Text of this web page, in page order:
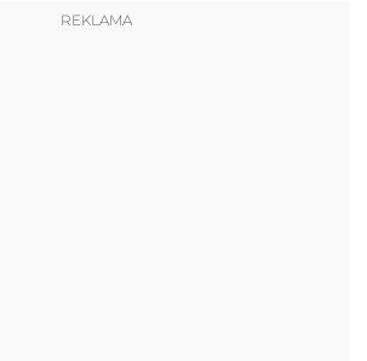
REKLAMA